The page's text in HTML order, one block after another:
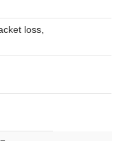
loss,